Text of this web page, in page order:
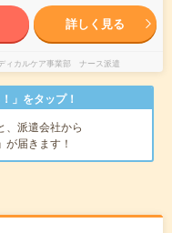
詳しく見る
ィカルケア事業部 ナース派遣
」をタップ！
、派遣会社から
が届きます！